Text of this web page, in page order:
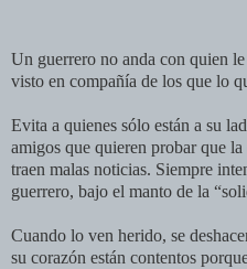
Un guerrero no anda con quien
visto en compañía de los que lo
Evita a quienes sólo están a su
amigos que quieren probar que
traen malas noticias. Siempre
guerrero, bajo el manto de la
Cuando lo ven herido, se
su corazón están contentos